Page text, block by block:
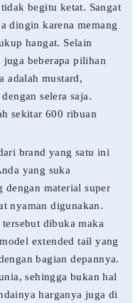
begitu ketat. Sangat
dingin karena memang
hangat. Selain
juga beberapa pilihan
adalah mustard,
selera saja.
sekitar 600 ribuan
brand yang satu ini
yang suka
dengan material super
nyaman digunakan.
dibuka maka
extended tail yang
bagian depannya.
sehingga bukan hal
harganya juga di